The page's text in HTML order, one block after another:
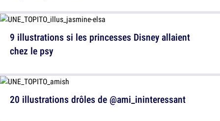
9 illustrations si les princesses Disney allaient
chez le psy
20 illustrations drôles de @ami_ininteressant